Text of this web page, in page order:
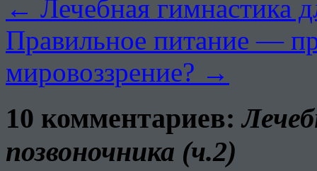
← Лечебная гимнастика
Правильное питание —
мировоззрение? →
10 комментариев:
позвоночника (ч.2)